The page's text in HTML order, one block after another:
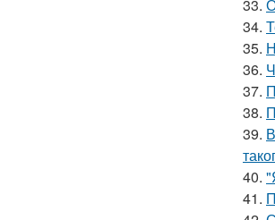
33.
34.
35.
36.
37.
38.
39.
40.
41.